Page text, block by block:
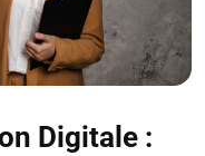
Digitale :